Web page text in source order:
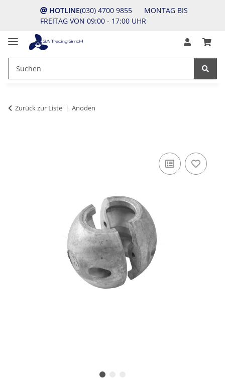
HOTLINE(030) 4700 9855 MONTAG BIS
FREITAG VON 09:00 - 17:00 UHR
Zurück zur Liste Anoden